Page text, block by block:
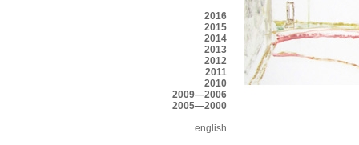
2016
2015
2014
2013
2012
2011
2010
2009—2006
2005—2000
english